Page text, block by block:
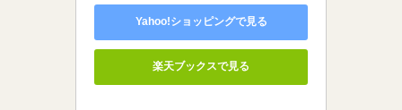
Yahoo!ショッピングで見る
楽天ブックスで見る